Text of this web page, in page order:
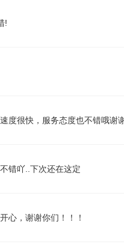
!
度很快，服务态度也不错哦谢
错吖..下次还在这定
心，谢谢你们！！！